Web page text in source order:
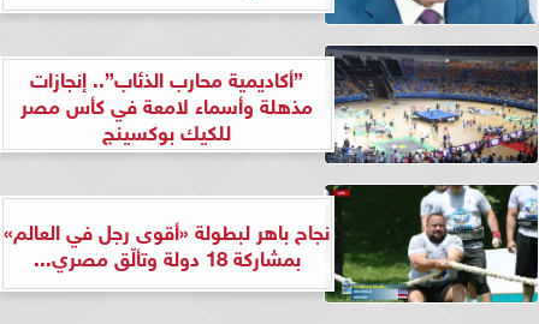
”أكاديمية محارب الذئاب”.. إنجازات
مذهلة وأسماء لامعة في كأس مصر
للكيك بوكسينج
نجاح باهر لبطولة «أقوى رجل في العالم»
بمشاركة 18 دولة وتألّق مصري...